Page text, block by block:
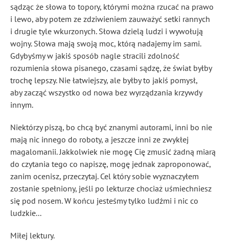
sądząc że słowa to topory, którymi można rzucać na prawo
i lewo, aby potem ze zdziwieniem zauważyć setki rannych
i drugie tyle wkurzonych. Słowa dzielą ludzi i wywołują
wojny. Słowa mają swoją moc, którą nadajemy im sami.
Gdybyśmy w jakiś sposób nagle stracili zdolność
rozumienia słowa pisanego, czasami sądzę, że świat byłby
trochę lepszy. Nie łatwiejszy, ale byłby to jakiś pomysł,
aby zacząć wszystko od nowa bez wyrządzania krzywdy
innym.
Niektórzy piszą, bo chcą być znanymi autorami, inni bo nie
mają nic innego do roboty, a jeszcze inni ze zwykłej
magalomanii. Jakkolwiek nie mogę Cię zmusić żadną miarą
do czytania tego co napiszę, mogę jednak zaproponować,
zanim ocenisz, przeczytaj. Cel który sobie wyznaczyłem
zostanie spełniony, jeśli po lekturze chociaż uśmiechniesz
się pod nosem. W końcu jesteśmy tylko ludźmi i nic co
ludzkie...
Miłej lektury.